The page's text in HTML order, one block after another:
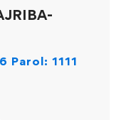
Parol: 1111